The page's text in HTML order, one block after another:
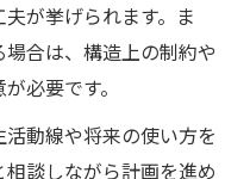
が挙げられます。ま
合は、構造上の制約や
必要です。
動線や将来の使い方を
談しながら計画を進め